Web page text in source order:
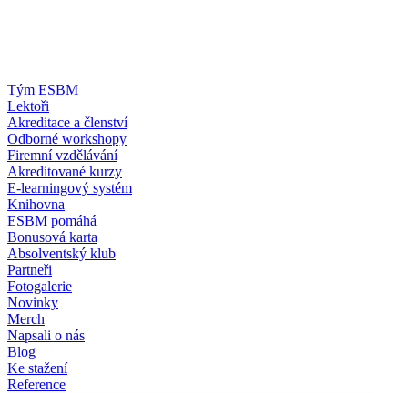
Tým ESBM
Lektoři
Akreditace a členství
Odborné workshopy
Firemní vzdělávání
Akreditované kurzy
E-learningový systém
Knihovna
ESBM pomáhá
Bonusová karta
Absolventský klub
Partneři
Fotogalerie
Novinky
Merch
Napsali o nás
Blog
Ke stažení
Reference